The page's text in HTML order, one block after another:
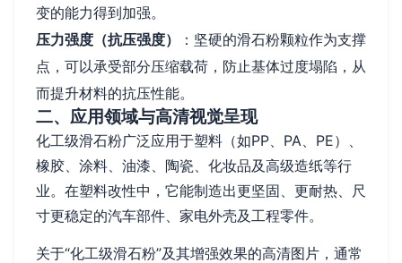
变的能力得到加强。
压力强度（抗压强度）
：坚硬的滑石粉颗粒作为支撑
点，可以承受部分压缩载荷，防止基体过度塌陷，从
而提升材料的抗压性能。
二、应用领域与高清视觉呈现
化工级滑石粉广泛应用于塑料（如PP、PA、PE）、
橡胶、涂料、油漆、陶瓷、化妆品及高级造纸等行
业。在塑料改性中，它能制造出更坚固、更耐热、尺
寸更稳定的汽车部件、家电外壳及工程零件。
关于“化工级滑石粉”及其增强效果的高清图片，通常